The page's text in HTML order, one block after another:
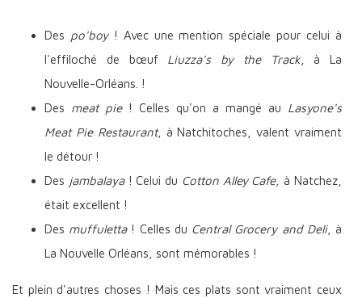
Des po'boy! Avec une mention spéciale pour celui à
l'effiloché de bœuf Liuzza's by the Track, à La
Nouvelle-Orléans. !
Des meat pie! Celles qu'on a mangé au Lasyone's
Meat Pie Restaurant, à Natchitoches,
valent vraiment
le détour !
Des jambalaya! Celui du Cotton Alley Cafe, à Natchez,
était excellent !
Des muffuletta! Celles du Central Grocery and Deli, à
La Nouvelle Orléans, sont mémorables !
Et plein d'autres choses ! Mais ces plats sont vraiment ceux